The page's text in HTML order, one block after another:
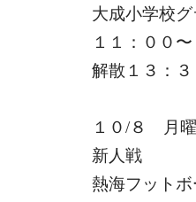
大成小学校
１１：００
解散１３：３
１０/８ 月
新人戦
熱海フット